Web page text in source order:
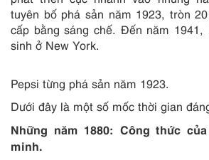
tuyên bố phá sản năm 1923, tròn
cấp bằng sáng chế. Đến năm 1941,
sinh ở New York.
Pepsi từng phá sản năm 1923.
Dưới đây là một số mốc thời gian
Những năm 1880: Công thức
minh.